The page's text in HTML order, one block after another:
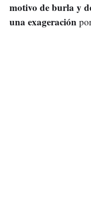
motivo de burla y
una exageración